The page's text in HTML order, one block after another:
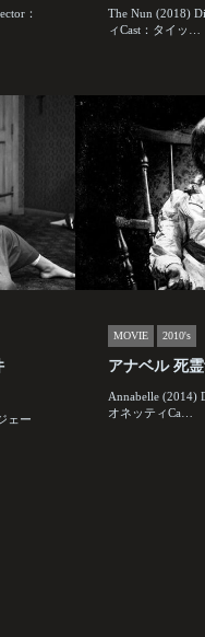
：
The Nun (2018)
ィCast：タイッ…
ェー
MOVIE 2010's
アナベル 死
Annabelle (2014)
オネッティCa…